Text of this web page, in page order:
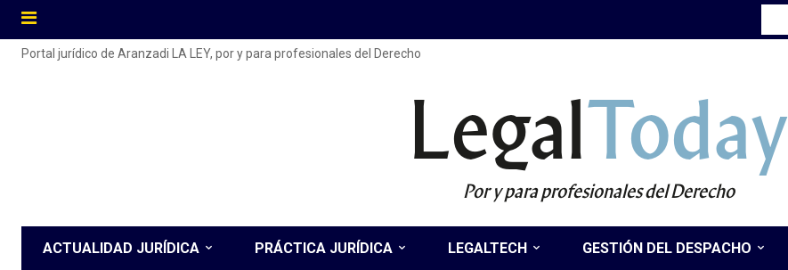
Portal jurídico de Aranzadi LA LEY, por y para profesionales del Derecho
LegalToday
Por y para profesionales del Derecho
ACTUALIDAD JURÍDICA PRÁCTICA JURÍDICA LEGALTECH GESTIÓN DEL DESPACHO